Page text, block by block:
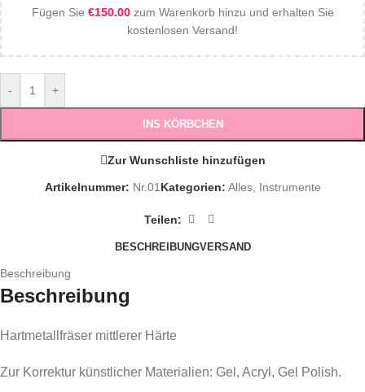
Fügen Sie €150.00zum Warenkorb hinzu und erhalten Sie
kostenlosen Versand!
- +
INS KÖRBCHEN
Zur Wunschliste hinzufügen
Artikelnummer: Nr.01 Kategorien: Alles, Instrumente
Teilen:
BESCHREIBUNGVERSAND
Beschreibung
Beschreibung
Hartmetallfräser mittlerer Härte
Zur Korrektur künstlicher Materialien: Gel, Acryl, Gel Polish.